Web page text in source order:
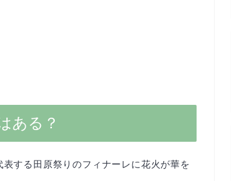
ある？
する田原祭りのフィナーレに花火が華を